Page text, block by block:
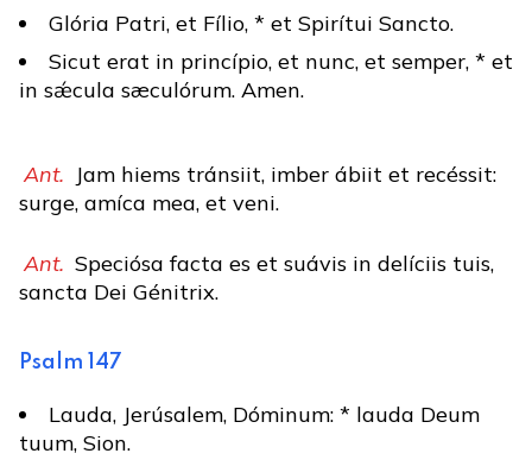
Glória Patri, et Fílio, * et Spirítui Sancto.
Sicut erat in princípio, et nunc, et semper, * et
in sǽcula sæculórum. Amen.
Ant. Jam hiems tránsiit, imber ábiit et recéssit:
surge, amíca mea, et veni.
Ant. Speciósa facta es et suávis in delíciis tuis,
sancta Dei Génitrix.
Psalm 147
Lauda, Jerúsalem, Dóminum: * lauda Deum
tuum, Sion.